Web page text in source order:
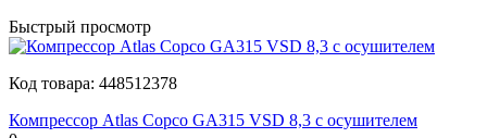
Быстрый просмотр
Код товара: 448512378
Компрессор Atlas Copco GA315 VSD 8,3 с осушителем